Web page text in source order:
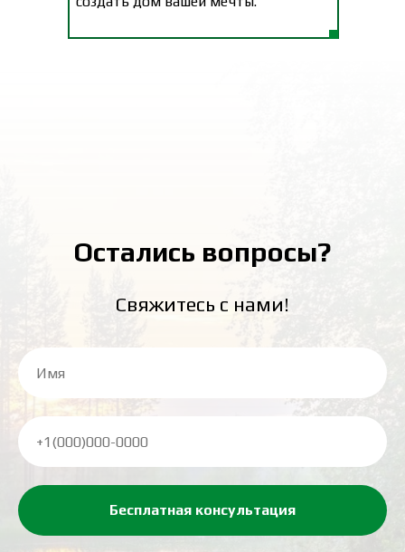
Остались вопросы?
Свяжитесь с нами!
Бесплатная консультация